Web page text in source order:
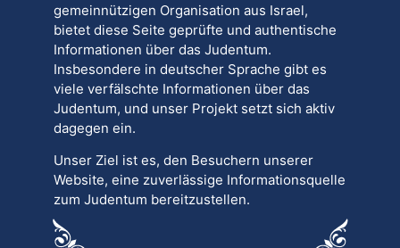
gemeinnützigen Organisation aus Israel,
bietet diese Seite geprüfte und authentische
Informationen über das Judentum.
Insbesondere in deutscher Sprache gibt es
viele verfälschte Informationen über das
Judentum, und unser Projekt setzt sich aktiv
dagegen ein.
Unser Ziel ist es, den Besuchern unserer
Website, eine zuverlässige Informationsquelle
zum Judentum bereitzustellen.